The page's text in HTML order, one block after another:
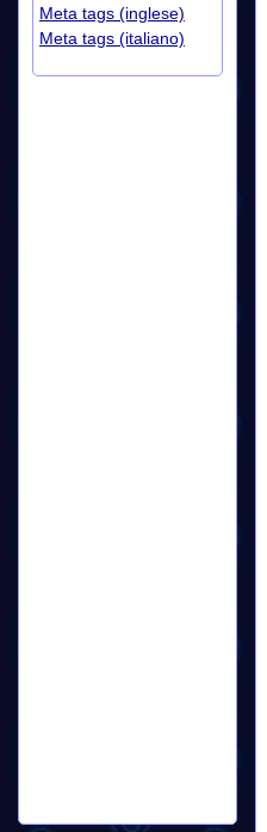
Meta tags (inglese)
Meta tags (italiano)